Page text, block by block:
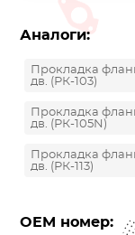
Аналоги:
Прокладка
дв. (РК-103)
Прокладка
дв. (РК-105N)
Прокладка
дв. (РК-113)
OEM номер: